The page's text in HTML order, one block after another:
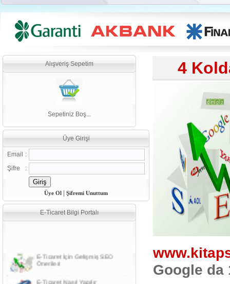
Alışveriş Sepetim
Sepetiniz Boş...
Üye Girişi
Email
:
Şifre
:
Üye Ol Şifremi Unuttum
E-Ticaret Bilgi Portalı
E-Ticaret Nasıl Yapılır
4
Google da